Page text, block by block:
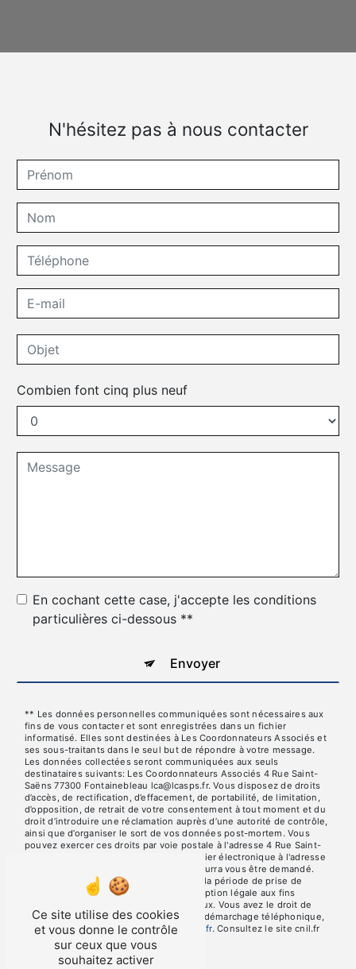
N'hésitez pas à nous contacter
Combien font cinq plus neuf
En cochant cette case, j'accepte les conditions
particulières ci-dessous **
Envoyer
** Les données personnelles communiquées sont nécessaires aux
fins de vous contacter et sont enregistrées dans un fichier
informatisé. Elles sont destinées à Les Coordonnateurs Associés et
ses sous-traitants dans le seul but de répondre à votre message.
Les données collectées seront communiquées aux seuls
destinataires suivants: Les Coordonnateurs Associés 4 Rue Saint-
Saëns 77300 Fontainebleau lca@lcasps.fr. Vous disposez de droits
d’accès, de rectification, d’effacement, de portabilité, de limitation,
d’opposition, de retrait de votre consentement à tout moment et du
droit d’introduire une réclamation auprès d’une autorité de contrôle,
ainsi que d’organiser le sort de vos données post-mortem. Vous
pouvez exercer ces droits par voie postale à l'adresse 4 Rue Saint-
Saëns 77300 Fontainebleau ou par courrier électronique à l'adresse
lca@lcasps.fr. Un justificatif d'identité pourra vous être demandé.
Nous conservons vos données pendant la période de prise de
contact puis pendant la durée de prescription légale aux fins
probatoires et de gestion des contentieux. Vous avez le droit de
vous inscrire sur la liste d'opposition au démarchage téléphonique,
disponible à cette adresse:Bloctel.gouv.fr. Consultez le site cnil.fr
pour plus d’informations sur vos droits.
Ce site utilise des cookies
et vous donne le contrôle
sur ceux que vous
souhaitez activer